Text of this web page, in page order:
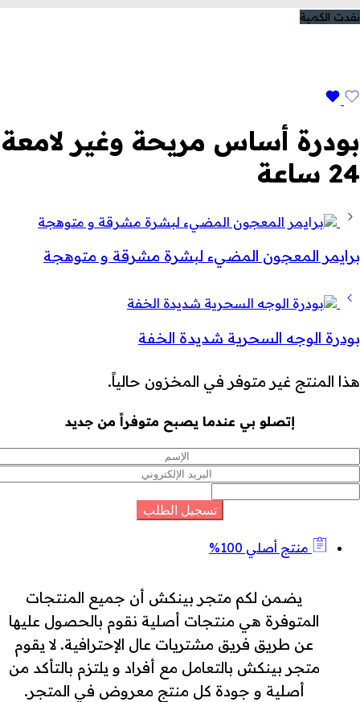
نفدت الكمية
بودرة أساس مريحة وغير لامعة
24 ساعة
برايمر المعجون المضيء لبشرة مشرقة و متوهجة
بودرة الوجه السحرية شديدة الخفة
هذا المنتج غير متوفر في المخزون حالياً.
إتصلو بي عندما يصبح متوفراً من جديد
منتج أصلي 100%
يضمن لكم متجر بينكش أن جميع المنتجات
المتوفرة هي منتجات أصلية نقوم بالحصول عليها
عن طريق فريق مشتريات عال الإحترافية. لا يقوم
متجر بينكش بالتعامل مع أفراد و يلتزم بالتأكد من
أصلية و جودة كل منتج معروض في المتجر.